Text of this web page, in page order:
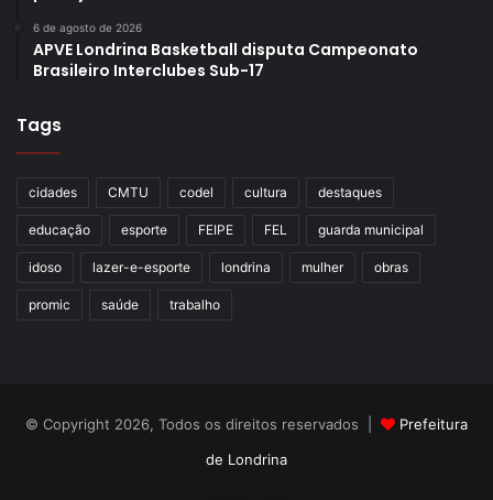
6 de agosto de 2026
APVE Londrina Basketball disputa Campeonato
Brasileiro Interclubes Sub-17
Tags
cidades CMTU codel cultura destaques
educação esporte FEIPE FEL guarda municipal
idoso lazer-e-esporte londrina mulher obras
promic saúde trabalho
© Copyright 2026, Todos os direitos reservados |
Prefeitura
de Londrina